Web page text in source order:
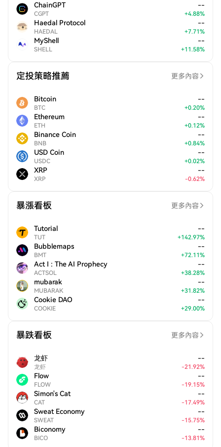
ChainGPT
CGPT
--
+4.88%
Haedal Protocol
HAEDAL
--
+7.71%
MyShell
SHELL
--
+11.58%
定投策略推薦 更多內容
Bitcoin
BTC
--
+0.20%
Ethereum
ETH
--
+0.12%
Binance Coin
BNB
--
+0.84%
USD Coin
USDC
--
+0.02%
XRP
XRP
--
-0.62%
暴漲看板 更多內容
Tutorial
TUT
--
+142.97%
Bubblemaps
BMT
--
+72.11%
Act I : The AI Prophecy
ACTSOL
--
+38.28%
mubarak
MUBARAK
--
+31.82%
Cookie DAO
COOKIE
--
+29.00%
暴跌看板 更多內容
龙虾
龙虾
--
-21.92%
Flow
FLOW
--
-19.15%
Simon's Cat
CAT
--
-17.49%
Sweat Economy
SWEAT
--
-15.75%
Biconomy
BICO
--
-13.81%